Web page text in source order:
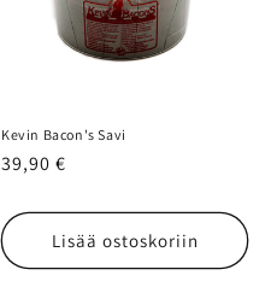
Kevin Bacon's Savi
Normaalihinta
39,90 €
Lisää ostoskoriin